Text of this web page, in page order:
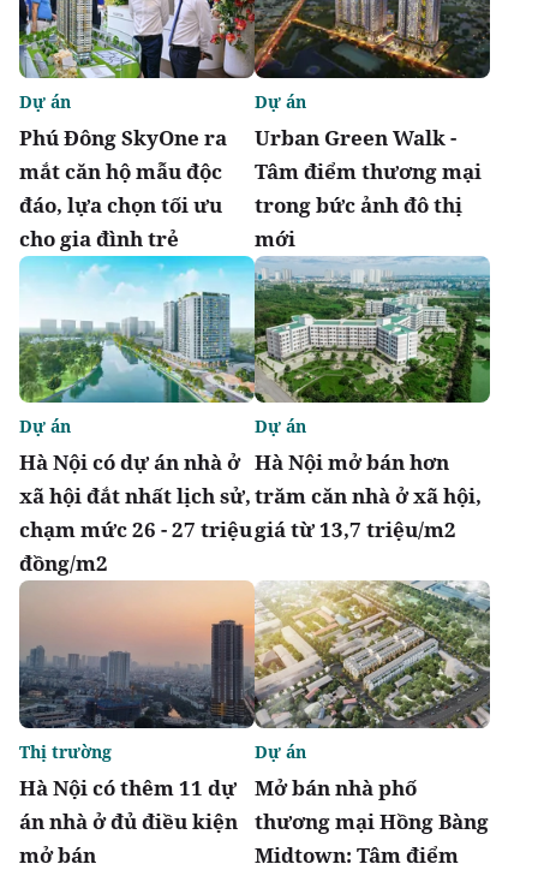
Phú Đông SkyOne ra
mắt căn hộ mẫu độc
đáo, lựa chọn tối ưu
cho gia đình trẻ
Dự án
Urban Green Walk -
Tâm điểm thương mại
trong bức ảnh đô thị
mới
Dự án
Hà Nội có dự án nhà ở
xã hội đắt nhất lịch sử,
chạm mức 26 - 27 triệu
đồng/m2
Dự án
Hà Nội mở bán hơn
trăm căn nhà ở xã hội,
giá từ 13,7 triệu/m2
Dự án
Hà Nội có thêm 11 dự
án nhà ở đủ điều kiện
mở bán
Thị trường
Mở bán nhà phố
thương mại Hồng Bàng
Midtown: Tâm điểm
Dự án